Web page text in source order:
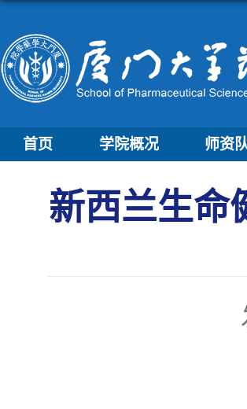
首页 学院概况 师资
新西兰生命